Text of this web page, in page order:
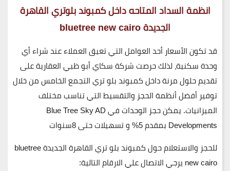
انظمة السداد المتاحه داخل كمبوند بلوتري القاهرة
الجديدة bluetree new cairo
قد تكون الأسعار أحد العوامل التي تعيق العملاء عند شراء أي
وحدة سكنية، لذلك حرصت شركة سكاي أبو ظبي العقارية على
تقديم حلول مرنة داخلكمبوند بلو تري التجمع الخامسمن خلال
توفير أفضل أنظمة الحجز والتقسيطالتي تناسب مختلف
الميزانيات. يمكن حجز الوحدات في Blue Tree Sky AD
Developments بمقدم
5% و تسهيلات حتى8سنوات
للحجز والاستعلام حول كمبوند بلو تري القاهرة الجديدة bluetree
new cairo يرجي الاتصال علي الارقام التالية: